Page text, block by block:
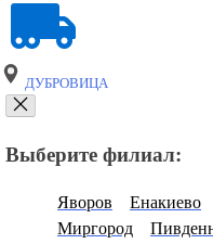
ДУБРОВИЦА
Выберите филиал:
Яворов Енакиево
Миргород